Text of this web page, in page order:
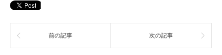
前の記事 次の記事